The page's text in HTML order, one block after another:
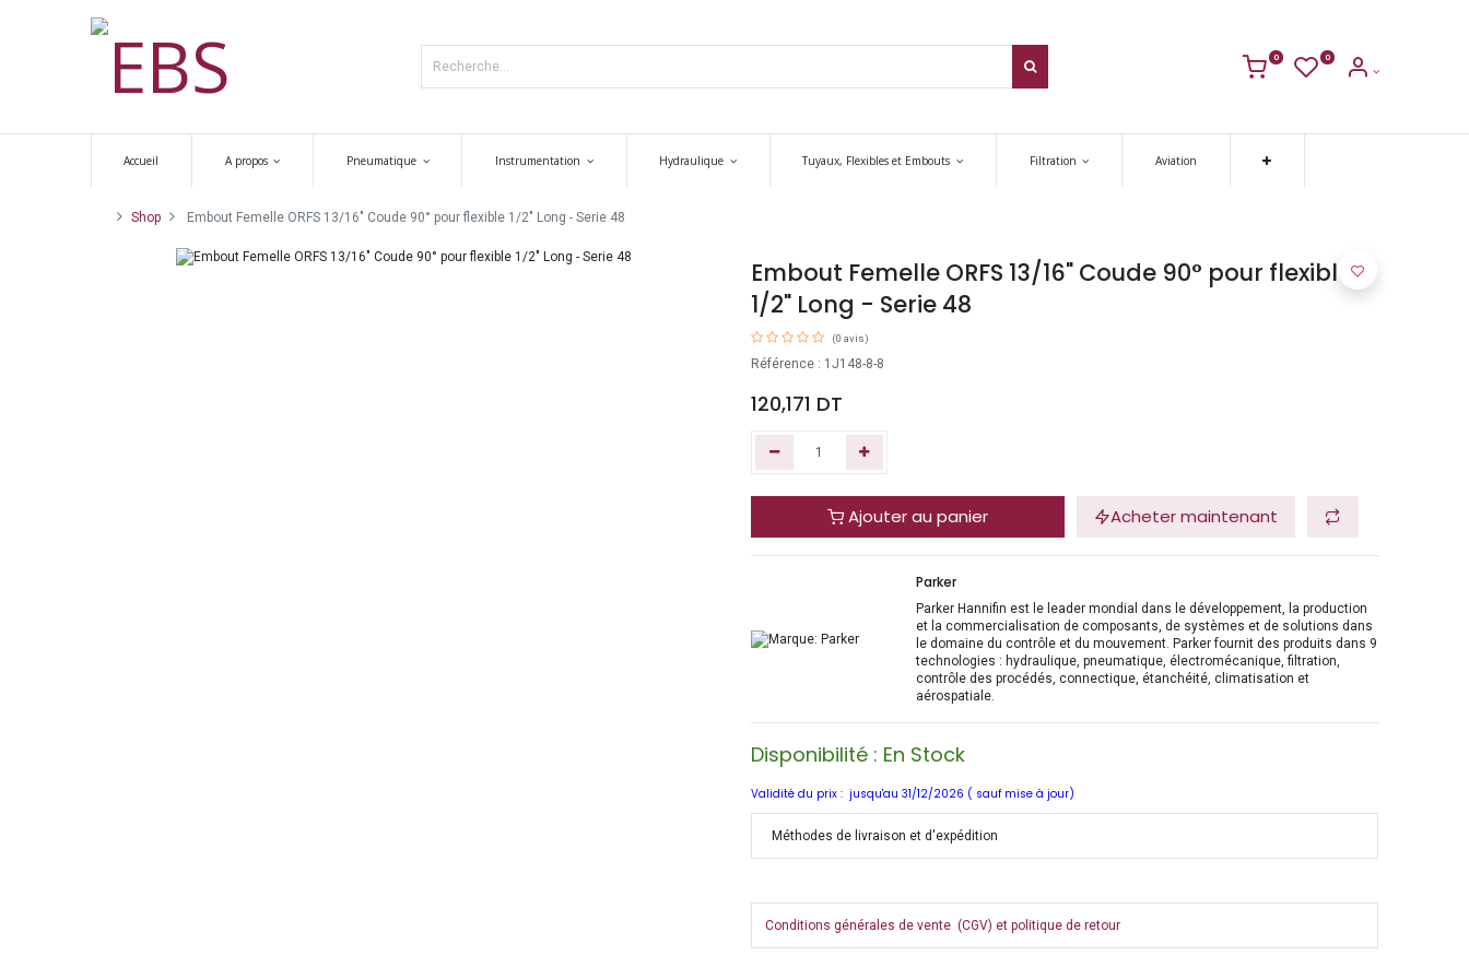
0 0
Accueil A propos Pneumatique Instrumentation Hydraulique Tuyaux, Flexibles et Embouts Filtration Aviation
Shop Embout Femelle ORFS 13/16" Coude 90° pour flexible 1/2" Long - Serie 48
Embout Femelle ORFS 13/16" Coude 90° pour flexible
1/2" Long - Serie 48
(0 avis)
Référence : 1J148-8-8
120,171 DT
Ajouter au panier Acheter maintenant
Parker
Parker Hannifin est le leader mondial dans le développement, la production
et la commercialisation de composants, de systèmes et de solutions dans
le domaine du contrôle et du mouvement. Parker fournit des produits dans 9
technologies : hydraulique, pneumatique, électromécanique, filtration,
contrôle des procédés, connectique, étanchéité, climatisation et
aérospatiale.
Disponibilité : En Stock
Validité du prix : jusqu'au 31/12/2026 ( sauf mise à jour)
Méthodes de livraison et d'expédition
Conditions générales de vente (CGV) et politique de retour